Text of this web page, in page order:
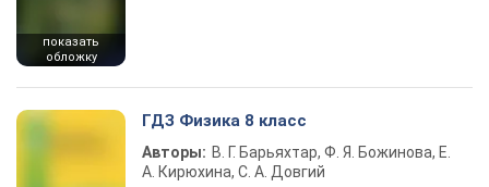
показать
обложку
ГДЗ Физика 8 класс
Авторы: В. Г. Барьяхтар, Ф. Я. Божинова, Е.
А. Кирюхина, С. А. Довгий